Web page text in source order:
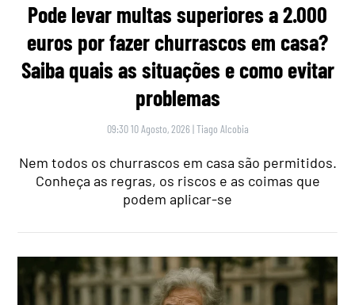
Pode levar multas superiores a 2.000
euros por fazer churrascos em casa?
Saiba quais as situações e como evitar
problemas
09:30 10 Agosto, 2026 |Tiago Alcobia
Nem todos os churrascos em casa são permitidos.
Conheça as regras, os riscos e as coimas que
podem aplicar-se